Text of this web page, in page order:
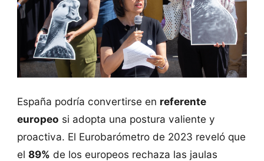
España podría convertirse en referente
europeo si adopta una postura valiente y
proactiva. El Eurobarómetro de 2023 reveló que
el 89% de los europeos rechaza las jaulas